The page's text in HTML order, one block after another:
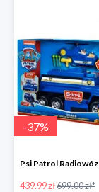
-37%
439.99 zł699.00 zł*